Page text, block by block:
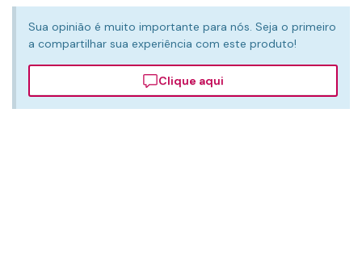
Sua opinião é muito importante para nós. Seja o primeiro
a compartilhar sua experiência com este produto!
Clique aqui